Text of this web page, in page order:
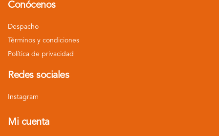
Conócenos
Despacho
Términos y condiciones
Política de privacidad
Redes sociales
Instagram
Mi cuenta